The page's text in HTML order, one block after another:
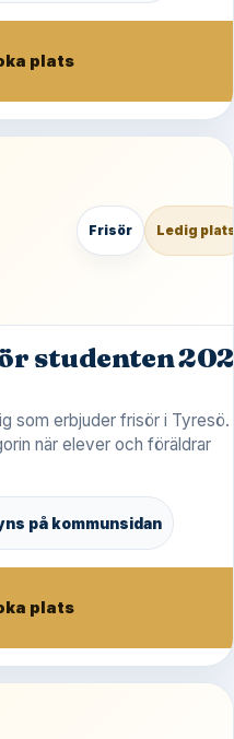
plats
Frisör Ledig
studenten
som erbjuder frisör i Tyresö.
när elever och föräldrar
på kommunsidan
plats